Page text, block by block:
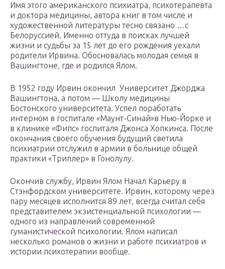
Имя этого американского психиатра, психотерапевта
и доктора медицины, автора книг в том числе и
художественной литературы тесно связано …с
Белоруссией. Именно оттуда в поисках лучшей
жизни и судьбы за 15 лет до его рождения уехали
родители Ирвина. Обосновалась молодая семья в
Вашингтоне, где и родился Ялом.
В 1952 году Ирвин окончил Университет Джорджа
Вашингтона, а потом — Школу медицины
Бостонского университета. Успел поработать
интерном в госпитале «Маунт-Синай»в Нью-Йорке и
в клинике «Фипс» госпиталя Джонса Хопкинса. После
окончания своего обучения будущий светила
психиатрии отслужил в армии в больнице общей
практики «Триплер» в Гонолулу.
Окончив службу, Ирвин Ялом Начал Карьеру в
Стэнфордском университете. Ирвин, которому через
пару месяцев исполнится 89 лет, всегда считал себя
представителем экзистенциальной психологии —
одного из направлений современной
гуманистической психологии. Ялом написал
несколько романов о жизни и работе психиатров и
истории психотерапии вообще.